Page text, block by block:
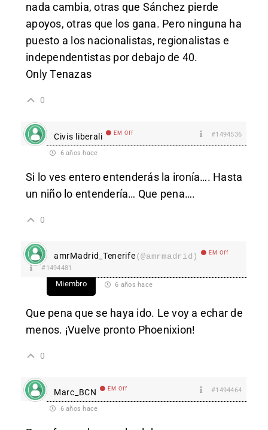
nada cambia, otras que Sánchez pierde
apoyos, otras que los gana. Pero ninguna ha
puesto a los nacionalistas, regionalistas e
independentistas por debajo de 40.
Only Tenazas
0
Civis liberali EM Off #1494536
6 años hace
Si lo ves entero entenderás la ironía…. Hasta
un niño lo entendería… Que pena….
0
amrMadrid_Tenerife(@amrmadrid) EM Off
#1494481
Miembro 6 años hace
Que pena que se haya ido. Le voy a echar de
menos. ¡Vuelve pronto Phoenixion!
0
Marc_BCN EM Off #1494464
6 años hace